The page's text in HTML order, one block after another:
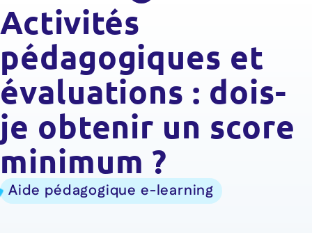
Activités
pédagogiques et
évaluations : dois-
je obtenir un score
minimum ?
Aide pédagogique e-learning